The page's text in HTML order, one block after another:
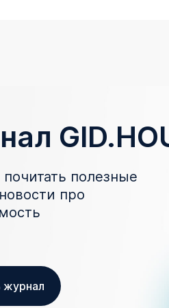
почитать полезные
про
журнал